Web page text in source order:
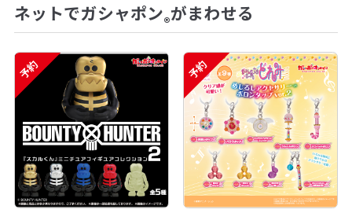
ネットでガシャポン®がまわせる
予約 予約